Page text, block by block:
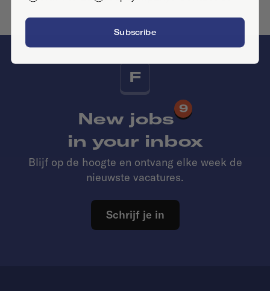
F
New jobs
9
in your inbox
Blijf op de hoogte en ontvang elke week de
nieuwste vacatures.
Schrijf je in
Subscribe